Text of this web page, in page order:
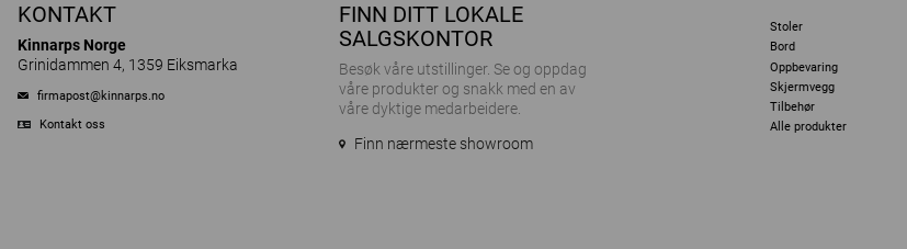
KONTAKT
Kinnarps Norge
Grinidammen 4, 1359 Eiksmarka
firmapost@kinnarps.no
Kontakt oss
FINN DITT LOKALE
SALGSKONTOR
Besøk våre utstillinger. Se og oppdag
våre produkter og snakk med en av
våre dyktige medarbeidere.
Finn nærmeste showroom
Stoler
Bord
Oppbevaring
Skjermvegg
Tilbehør
Alle produkter